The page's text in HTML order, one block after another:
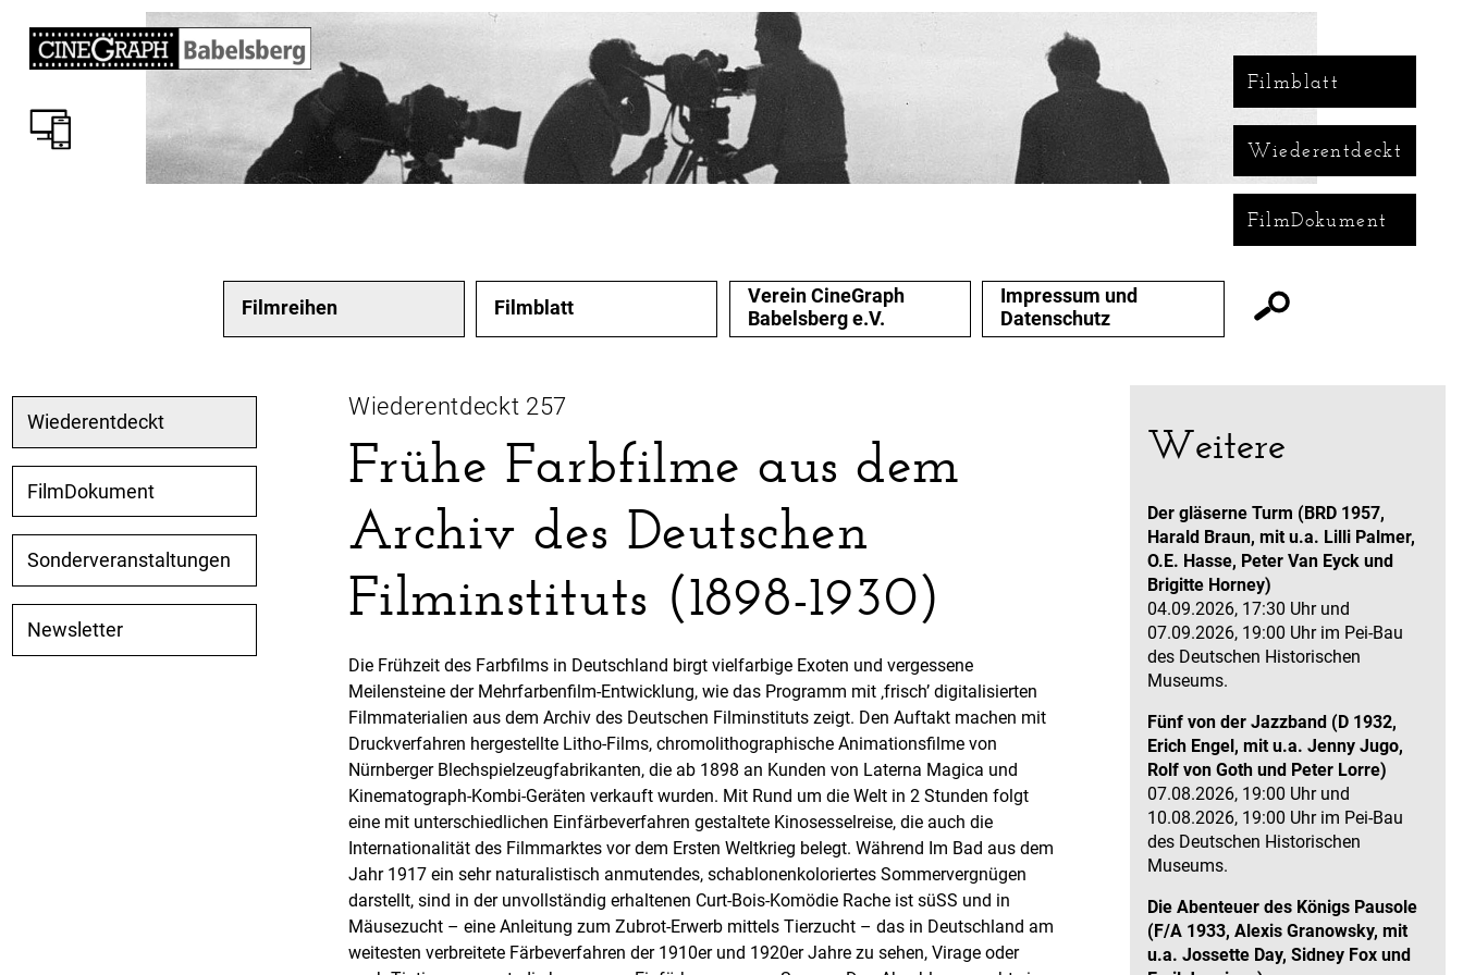
Filmblatt
Wiederentdeckt
FilmDokument
Filmreihen Filmblatt
Verein CineGraph
Babelsberg e.V.
Impressum und
Datenschutz
Wiederentdeckt
FilmDokument
Sonderveranstaltungen
Newsletter
Wiederentdeckt 257
Frühe Farbfilme aus dem
Archiv des Deutschen
Filminstituts (1898-1930)
Die Frühzeit des Farbfilms in Deutschland birgt vielfarbige Exoten und vergessene
Meilensteine der Mehrfarbenfilm-Entwicklung, wie das Programm mit ‚frisch’ digitalisierten
Filmmaterialien aus dem Archiv des Deutschen Filminstituts zeigt. Den Auftakt machen mit
Druckverfahren hergestellte Litho-Films, chromolithographische Animationsfilme von
Nürnberger Blechspielzeugfabrikanten, die ab 1898 an Kunden von Laterna Magica und
Kinematograph-Kombi-Geräten verkauft wurden. Mit Rund um die Welt in 2 Stunden folgt
eine mit unterschiedlichen Einfärbeverfahren gestaltete Kinosesselreise, die auch die
Internationalität des Filmmarktes vor dem Ersten Weltkrieg belegt. Während Im Bad aus dem
Jahr 1917 ein sehr naturalistisch anmutendes, schablonenkoloriertes Sommervergnügen
darstellt, sind in der unvollständig erhaltenen Curt-Bois-Komödie Rache ist süSS und in
Mäusezucht – eine Anleitung zum Zubrot-Erwerb mittels Tierzucht – das in Deutschland am
weitesten verbreitete Färbeverfahren der 1910er und 1920er Jahre zu sehen, Virage oder
Weitere
Der gläserne Turm (BRD 1957,
Harald Braun, mit u.a. Lilli Palmer,
O.E. Hasse, Peter Van Eyck und
Brigitte Horney)
04.09.2026, 17:30 Uhr und
07.09.2026, 19:00 Uhr im Pei-Bau
des Deutschen Historischen
Museums.
Fünf von der Jazzband (D 1932,
Erich Engel, mit u.a. Jenny Jugo,
Rolf von Goth und Peter Lorre)
07.08.2026, 19:00 Uhr und
10.08.2026, 19:00 Uhr im Pei-Bau
des Deutschen Historischen
Museums.
Die Abenteuer des Königs Pausole
(F/A 1933, Alexis Granowsky, mit
u.a. Jossette Day, Sidney Fox und